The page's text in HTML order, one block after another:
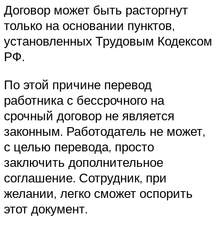
Договор может быть расторгнут
только на основании пунктов,
установленных Трудовым Кодексом
РФ.
По этой причине перевод
работника с бессрочного на
срочный договор не является
законным. Работодатель не может,
с целью перевода, просто
заключить дополнительное
соглашение. Сотрудник, при
желании, легко сможет оспорить
этот документ.